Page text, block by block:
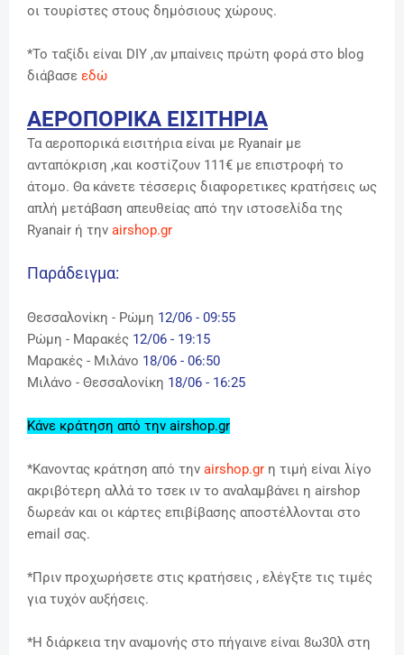
οι τουρίστες στους δημόσιους χώρους.
*Το ταξίδι είναι DIY ,αν μπαίνεις πρώτη φορά στο blog
διάβασε εδώ
ΑΕΡΟΠΟΡΙΚΑ ΕΙΣΙΤΗΡΙΑ
Τα αεροπορικά εισιτήρια είναι με Ryanair με
ανταπόκριση ,και κοστίζουν 111€ με επιστροφή το
άτομο. Θα κάνετε τέσσερις διαφορετικες κρατήσεις ως
απλή μετάβαση απευθείας από την ιστοσελίδα της
Ryanair ή την airshop.gr
Παράδειγμα:
Θεσσαλονίκη - Ρώμη 12/06 - 09:55
Ρώμη - Μαρακές 12/06 - 19:15
Μαρακές - Μιλάνο 18/06 - 06:50
Μιλάνο - Θεσσαλονίκη 18/06 - 16:25
Κάνε κράτηση από την airshop.gr
*Κανοντας κράτηση από την airshop.gr η τιμή είναι λίγο
ακριβότερη αλλά το τσεκ ιν το αναλαμβάνει η airshop
δωρεάν και οι κάρτες επιβίβασης αποστέλλονται στο
email σας.
*Πριν προχωρήσετε στις κρατήσεις , ελέγξτε τις τιμές
για τυχόν αυξήσεις.
*Η διάρκεια την αναμονής στο πήγαινε είναι 8ω30λ στη